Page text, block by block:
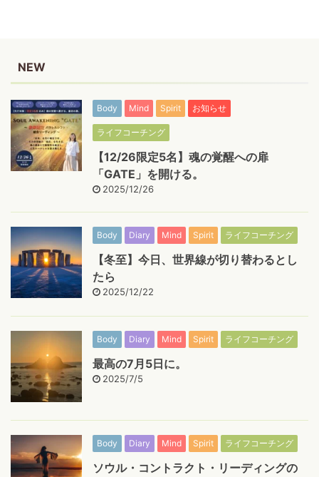
NEW
Body Mind Spirit お知らせ
ライフコーチング
【12/26限定5名】魂の覚醒への扉
「GATE」を開ける。
2025/12/26
Body Diary Mind Spirit ライフコーチング
【冬至】今日、世界線が切り替わるとし
たら
2025/12/22
Body Diary Mind Spirit ライフコーチング
最高の7月5日に。
2025/7/5
Body Diary Mind Spirit ライフコーチング
ソウル・コントラクト・リーディングの